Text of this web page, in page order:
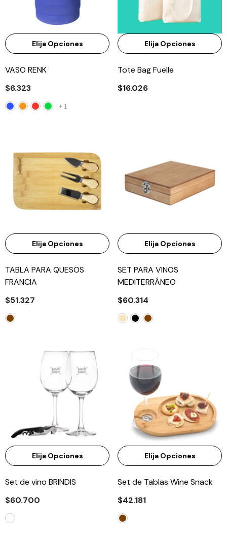
Elija Opciones
VASO RENK
$6.323
+ 1
Elija Opciones
Tote Bag Fuelle
$16.026
Elija Opciones
TABLA PARA QUESOS
FRANCIA
$51.327
Elija Opciones
SET PARA VINOS
MEDITERRÁNEO
$60.314
Elija Opciones
Set de vino BRINDIS
$60.700
Elija Opciones
Set de Tablas Wine Snack
$42.181